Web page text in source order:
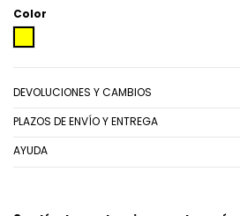
Color
DEVOLUCIONES Y CAMBIOS
PLAZOS DE ENVÍO Y ENTREGA
AYUDA